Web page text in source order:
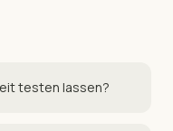
testen lassen?